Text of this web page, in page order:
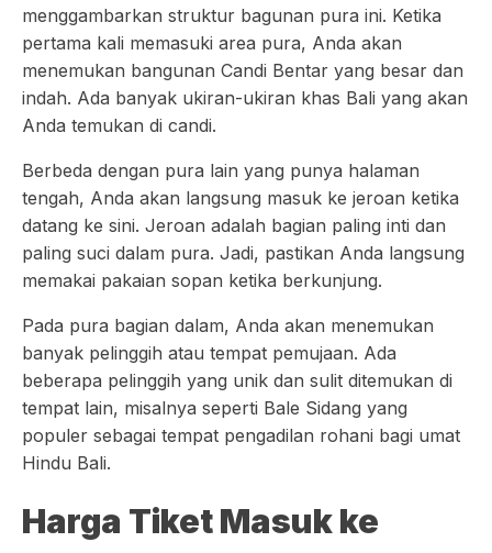
menggambarkan struktur bagunan pura ini. Ketika
pertama kali memasuki area pura, Anda akan
menemukan bangunan Candi Bentar yang besar dan
indah. Ada banyak ukiran-ukiran khas Bali yang akan
Anda temukan di candi.
Berbeda dengan pura lain yang punya halaman
tengah, Anda akan langsung masuk ke jeroan ketika
datang ke sini. Jeroan adalah bagian paling inti dan
paling suci dalam pura. Jadi, pastikan Anda langsung
memakai pakaian sopan ketika berkunjung.
Pada pura bagian dalam, Anda akan menemukan
banyak pelinggih atau tempat pemujaan. Ada
beberapa pelinggih yang unik dan sulit ditemukan di
tempat lain, misalnya seperti Bale Sidang yang
populer sebagai tempat pengadilan rohani bagi umat
Hindu Bali.
Harga Tiket Masuk ke